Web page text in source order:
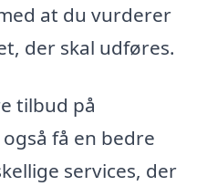
at du vurderer
der skal udføres.
tilbud på
få en bedre
services, der